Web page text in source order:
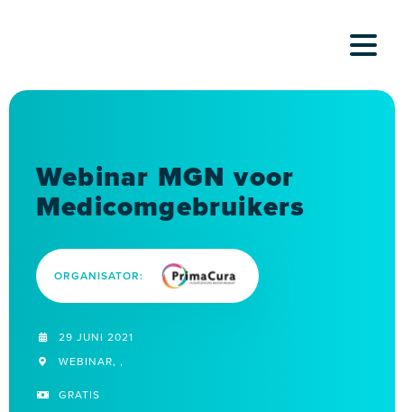
Webinar MGN voor
Medicomgebruikers
ORGANISATOR:
29 JUNI 2021
WEBINAR, ,
GRATIS